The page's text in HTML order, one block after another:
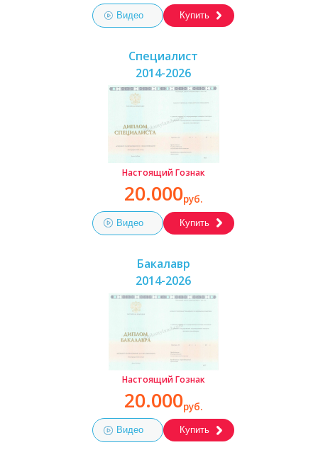
Видео Купить
Специалист
2014-2026
Настоящий Гознак
20.000руб.
Видео Купить
Бакалавр
2014-2026
Настоящий Гознак
20.000руб.
Видео Купить